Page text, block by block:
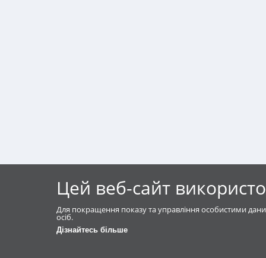
Цей веб-сайт
Для покращення показу та управління особистими
осіб.
Дізнайтесь більше